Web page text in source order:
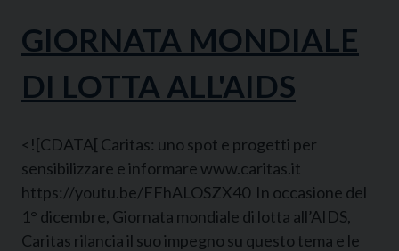
GIORNATA MONDIALE
DI LOTTA ALL'AIDS
<![CDATA[ Caritas: uno spot e progetti per
sensibilizzare e informare www.caritas.it
https://youtu.be/FFhALOSZX40 In occasione del
1° dicembre, Giornata mondiale di lotta all’AIDS,
Caritas rilancia il suo impegno su questo tema e le